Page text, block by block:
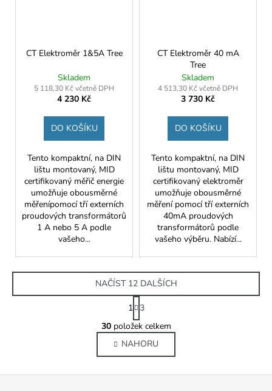
CT Elektroměr 1&5A Tree
Skladem
5 118,30 Kč včetně DPH
4 230 Kč
DO KOŠÍKU
Tento kompaktní, na DIN
lištu montovaný, MID
certifikovaný měřič energie
umožňuje obousměrné
měřenípomocí tří externích
proudových transformátorů
1 A nebo 5 A podle
vašeho...
CT Elektroměr 40 mA
Tree
Skladem
4 513,30 Kč včetně DPH
3 730 Kč
DO KOŠÍKU
Tento kompaktní, na DIN
lištu montovaný, MID
certifikovaný elektroměr
umožňuje obousměrné
měření pomocí tří externích
40mA proudových
transformátorů podle
vašeho výběru. Nabízí...
O
v
l
á
d
NAČÍST 12 DALŠÍCH
S
t
r
á
n
k
1
3
30položek celkem
NAHORU